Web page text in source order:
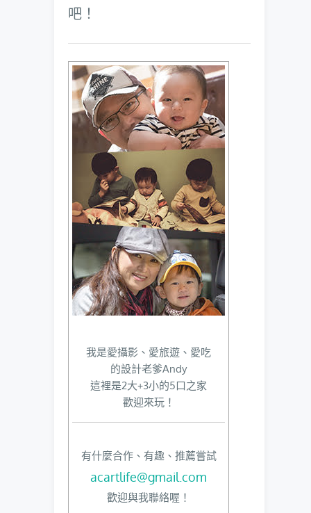
吧！
我是愛攝影、愛旅遊、愛吃
的設計老爹Andy
這裡是2大+3小的5口之家
歡迎來玩！
有什麼合作、有趣、推薦嘗試
acartlife@gmail.com
歡迎與我聯絡喔！